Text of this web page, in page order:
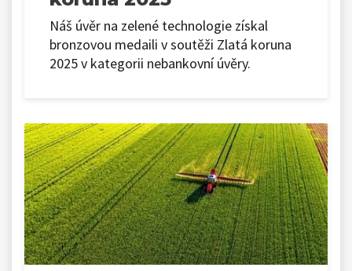
Náš úvěr na zelené technologie získal
bronzovou medaili v soutěži Zlatá koruna
2025 v kategorii nebankovní úvěry.